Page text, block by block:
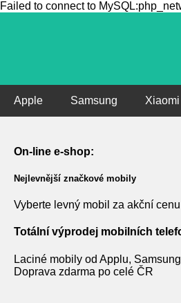
Failed to connect to
Apple Samsung Xiaomi
On-line e-shop:
Nejlevnější značkové mobily
Vyberte levný mobil za akční
Totální výprodej mobilních
Laciné mobily od Applu,
Doprava zdarma po celé ČR